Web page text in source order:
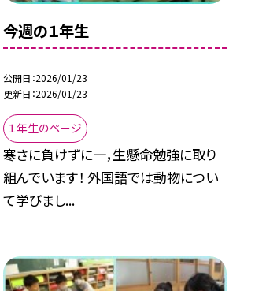
今週の１年生
公開日 2026/01/23
更新日 2026/01/23
１年生のページ
寒さに負けずに一，生懸命勉強に取り
組んでいます！ 外国語では動物につい
て学びまし...